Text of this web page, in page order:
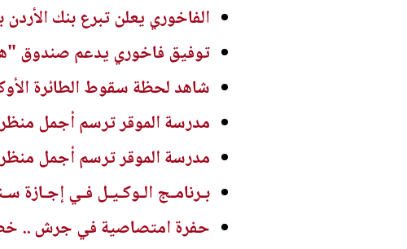
الفاخوري يعلن تبرع بنك
توفيق فاخوري يدعم صندوق
شاهد لحظة سقوط الطائرة
مدرسة الموقر ترسم أجمل
مدرسة الموقر ترسم أجمل منظر
بـرنامـج الـوكـيـل فـي إجـازة
حفرة امتصاصية في جرش ..